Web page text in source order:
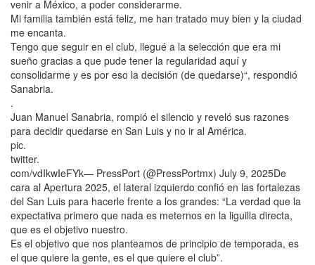
venir a México, a poder considerarme.
Mi familia también está feliz, me han tratado muy bien y la ciudad
me encanta.
Tengo que seguir en el club, llegué a la selección que era mi
sueño gracias a que pude tener la regularidad aquí y
consolidarme y es por eso la decisión (de quedarse)“, respondió
Sanabria.
.
Juan Manuel Sanabria, rompió el silencio y reveló sus razones
para decidir quedarse en San Luis y no ir al América.
pic.
twitter.
com/vdIkwIeFYk— PressPort (@PressPortmx) July 9, 2025De
cara al Apertura 2025, el lateral izquierdo confió en las fortalezas
del San Luis para hacerle frente a los grandes: “La verdad que la
expectativa primero que nada es meternos en la liguilla directa,
que es el objetivo nuestro.
Es el objetivo que nos planteamos de principio de temporada, es
el que quiere la gente, es el que quiere el club”.